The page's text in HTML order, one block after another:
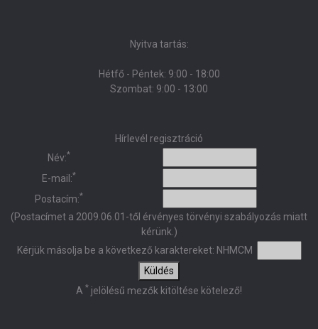
Nyitva tartás:
Hétfő - Péntek: 9:00 - 18:00
Szombat: 9:00 - 13:00
Hírlevél regisztráció
Név:*
E-mail:*
Postacím:*
(Postacímet a 2009.06.01-től érvényes törvényi szabályozás miatt
kérünk.)
Kérjük másolja be a következő karaktereket: NHMCM
Küldés
A * jelölésű mezők kitöltése kötelező!